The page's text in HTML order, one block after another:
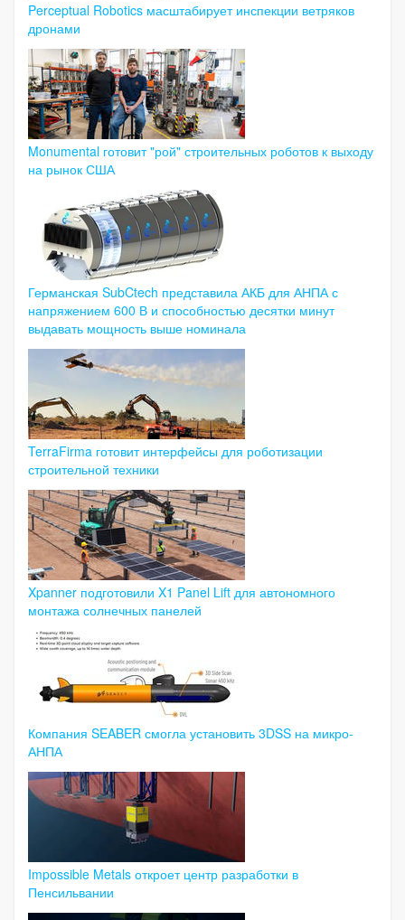
Perceptual Robotics масштабирует инспекции ветряков
дронами
Monumental готовит "рой" строительных роботов к выходу
на рынок США
Германская SubCtech представила АКБ для АНПА с
напряжением 600 В и способностью десятки минут
выдавать мощность выше номинала
TerraFirma готовит интерфейсы для роботизации
строительной техники
Xpanner подготовили X1 Panel Lift для автономного
монтажа солнечных панелей
Компания SEABER смогла установить 3DSS на микро-
АНПА
Impossible Metals откроет центр разработки в
Пенсильвании